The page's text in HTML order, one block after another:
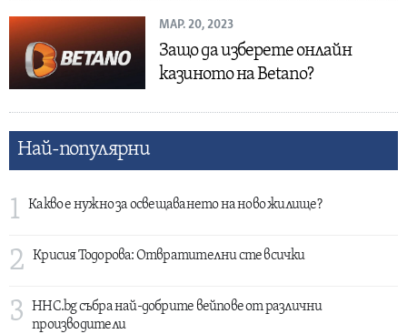
МАР. 20, 2023
Защо да изберете онлайн
казиното на Betano?
Най-популярни
1 Какво е нужно за освещаването на ново жилище?
2 Крисия Тодорова: Отвратителни сте всички
3
HHC.bg събра най-добрите вейпове от различни
производители